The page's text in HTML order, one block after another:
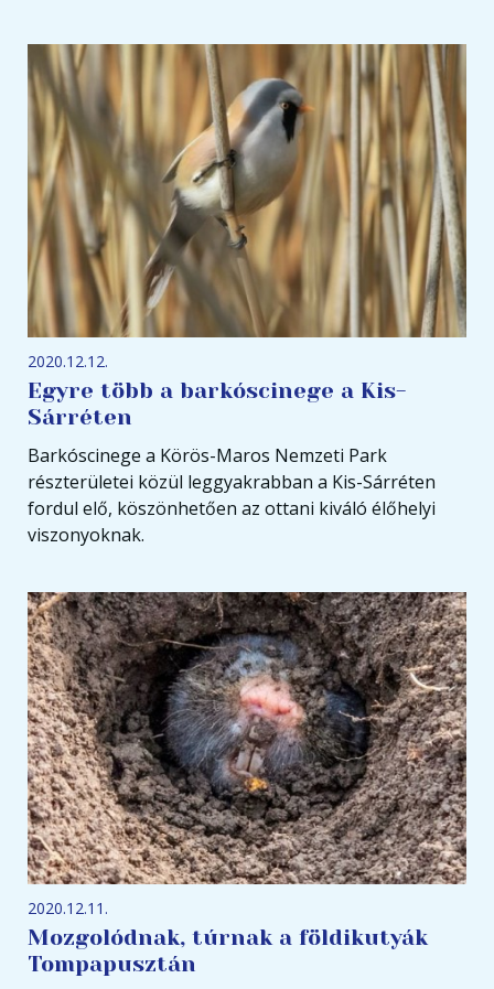
2020.12.12.
Egyre több a barkóscinege a Kis-
Sárréten
Barkóscinege a Körös-Maros Nemzeti Park
részterületei közül leggyakrabban a Kis-Sárréten
fordul elő, köszönhetően az ottani kiváló élőhelyi
viszonyoknak.
2020.12.11.
Mozgolódnak, túrnak a földikutyák
Tompapusztán